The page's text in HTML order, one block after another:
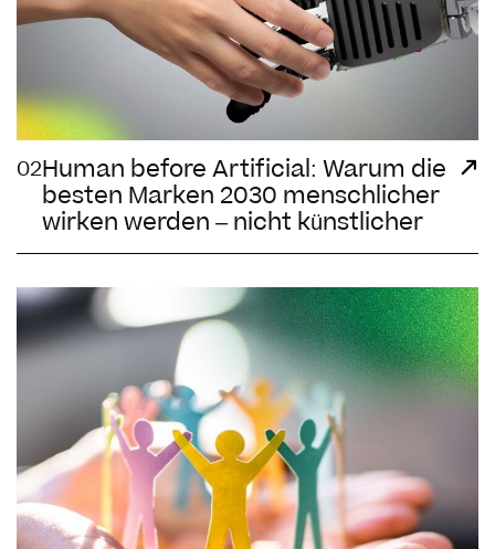
02Human before Artificial: Warum die
besten Marken 2030 menschlicher
wirken werden – nicht künstlicher